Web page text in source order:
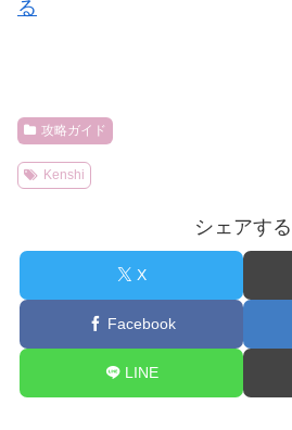
る
攻略ガイド
Kenshi
シェアする
X
Facebook
LINE